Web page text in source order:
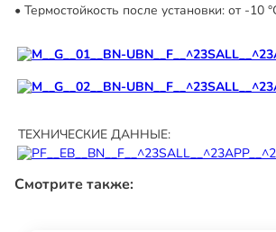
Термостойкость после установки: от -10
ТЕХНИЧЕСКИЕ ДАННЫЕ:
Смотрите также: